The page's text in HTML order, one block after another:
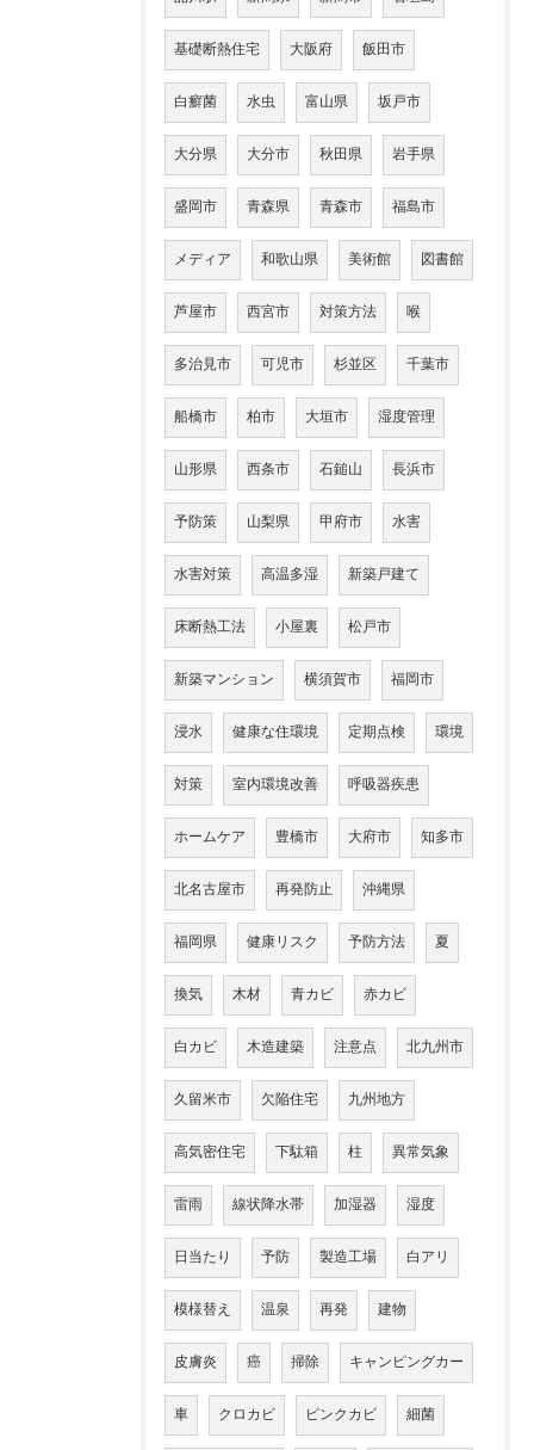
基礎断熱住宅 大阪府 飯田市
白癬菌 水虫 富山県 坂戸市
大分県 大分市 秋田県 岩手県
盛岡市 青森県 青森市 福島市
メディア 和歌山県 美術館 図書館
芦屋市 西宮市 対策方法 喉
多治見市 可児市 杉並区 千葉市
船橋市 柏市 大垣市 湿度管理
山形県 西条市 石鎚山 長浜市
予防策 山梨県 甲府市 水害
水害対策 高温多湿 新築戸建て
床断熱工法 小屋裏 松戸市
新築マンション 横須賀市 福岡市
浸水 健康な住環境 定期点検 環境
対策 室内環境改善 呼吸器疾患
ホームケア 豊橋市 大府市 知多市
北名古屋市 再発防止 沖縄県
福岡県 健康リスク 予防方法 夏
換気 木材 青カビ 赤カビ
白カビ 木造建築 注意点 北九州市
久留米市 欠陥住宅 九州地方
高気密住宅 下駄箱 柱 異常気象
雷雨 線状降水帯 加湿器 湿度
日当たり 予防 製造工場 白アリ
模様替え 温泉 再発 建物
皮膚炎 癌 掃除 キャンピングカー
車 クロカビ ピンクカビ 細菌